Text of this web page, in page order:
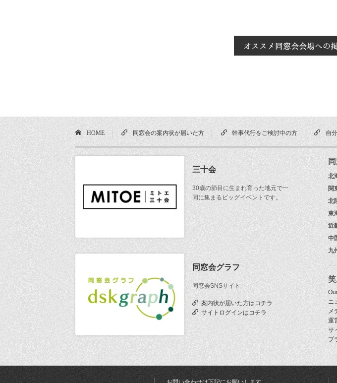
HOME 同窓会の案内状が届いた方 幹事代行をご検討中の方 自
三十会
30歳の節目に生まれ育った地元で一
同に集まるビッグイベントです。
同窓会グラフ
同窓会SNSサイト
案内状が届いた方はコチラ
サイトログインはコチラ
北
関
北
東
近
中
九
ニ
メ
運
サ
プ